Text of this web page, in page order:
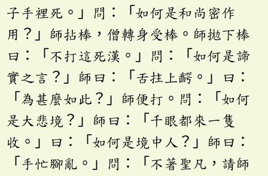
子手裡死。」問：「如何是和尚密作
用？」師拈棒，僧轉身受棒。師拋下棒
曰：「不打這死漢。」問：「如何是諦
實之言？」師曰：「舌拄上齶。」曰：
「為甚麼如此？」師便打。問：「如何
是大悲境？」師曰：「千眼都來一隻
收。」曰：「如何是境中人？」師曰：
「手忙腳亂。」問：「不著聖凡，請師